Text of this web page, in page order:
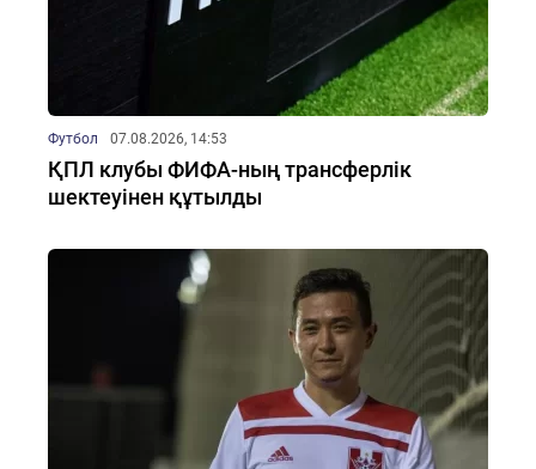
Футбол 07.08.2026, 14:53
ҚПЛ клубы ФИФА-ның трансферлік
шектеуінен құтылды